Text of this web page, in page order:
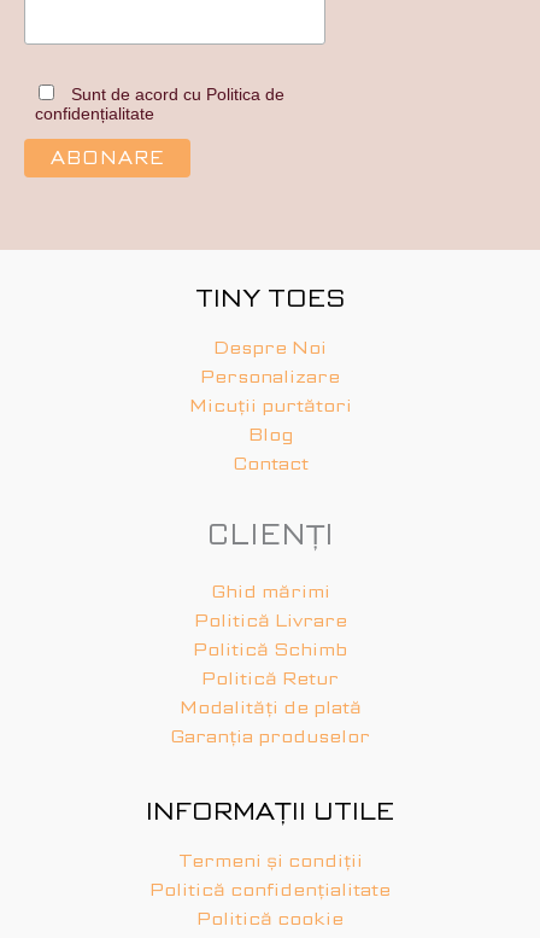
Sunt de acord cu Politica de
confidențialitate
TINY TOES
Despre Noi
Personalizare
Micuții purtători
Blog
Contact
CLIENȚI
Ghid mărimi
Politică Livrare
Politică Schimb
Politică Retur
Modalități de plată
Garanția produselor
INFORMAȚII UTILE
Termeni și condiții
Politică confidențialitate
Politică cookie